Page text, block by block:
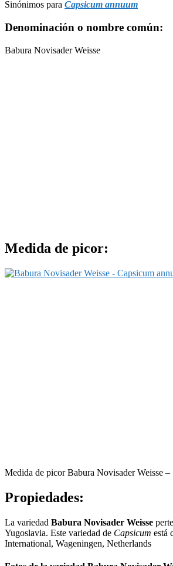
Sinónimos para Capsicum annuum
Denominación o nombre común:
Babura Novisader Weisse
Medida de picor:
Medida de picor Babura Novisader Weisse –
Propiedades:
La variedad Babura Novisader Weisse
Yugoslavia. Este variedad de Capsicum está
International, Wageningen, Netherlands